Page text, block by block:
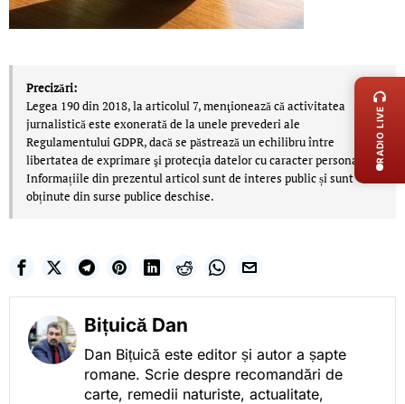
Precizări:
Legea 190 din 2018, la articolul 7, menţionează că activitatea
jurnalistică este exonerată de la unele prevederi ale
Regulamentului GDPR, dacă se păstrează un echilibru între
libertatea de exprimare şi protecţia datelor cu caracter personal.
Informațiile din prezentul articol sunt de interes public și sunt
obținute din surse publice deschise.
Bițuică Dan
Dan Bițuică este editor și autor a șapte
romane. Scrie despre recomandări de
carte, remedii naturiste, actualitate,
RADIO LIVE